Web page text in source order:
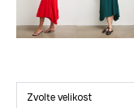
Zvolte velikost